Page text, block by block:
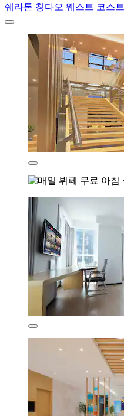
쉐라톤 칭다오 웨스트 코스트